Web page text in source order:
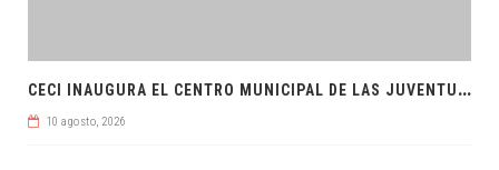
C
ECI INAUGURA EL CENTRO MUNICIPAL DE LAS JUVENTUDES
10 agosto, 2026